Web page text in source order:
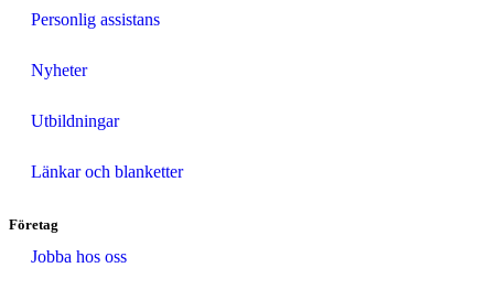
Personlig assistans
Nyheter
Utbildningar
Länkar och blanketter
Företag
Jobba hos oss